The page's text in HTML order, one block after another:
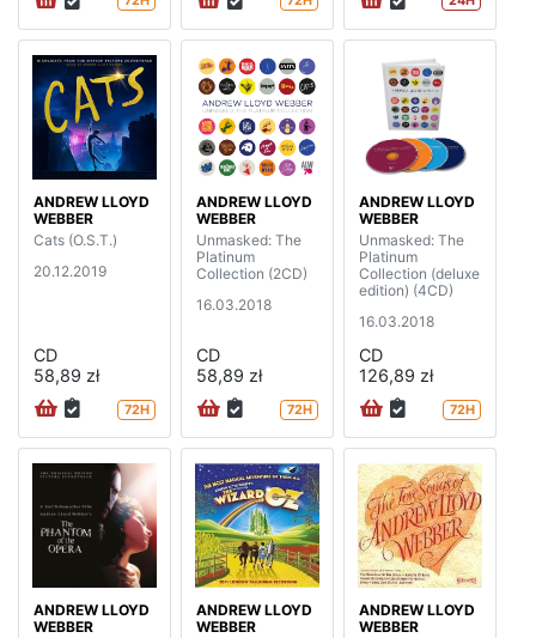
ANDREW LLOYD
WEBBER
Cats (O.S.T.)
20.12.2019
CD
58,89 zł
72H
ANDREW LLOYD
WEBBER
Unmasked: The
Platinum
Collection (2CD)
16.03.2018
CD
58,89 zł
72H
ANDREW LLOYD
WEBBER
Unmasked: The
Platinum
Collection (deluxe
edition) (4CD)
16.03.2018
CD
126,89 zł
72H
ANDREW LLOYD
WEBBER
ANDREW LLOYD
WEBBER
ANDREW LLOYD
WEBBER